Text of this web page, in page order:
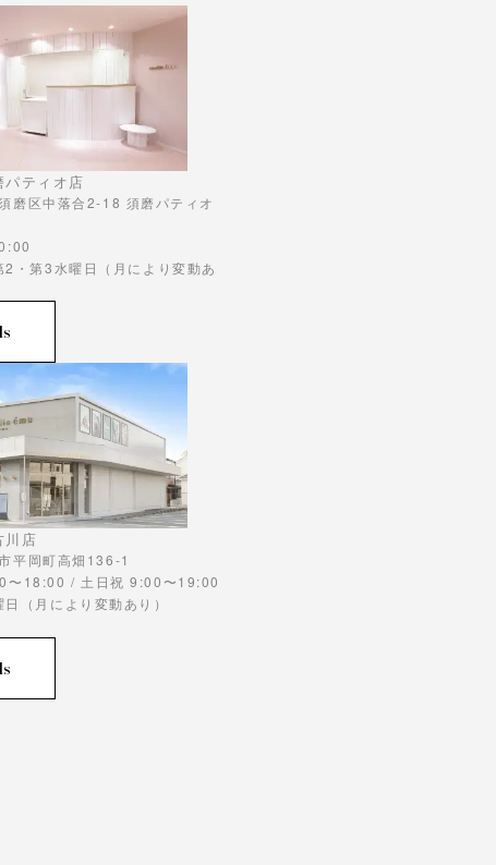
ティオ店
磨区中落合2-18 須磨パティオ
・第3水曜日（月により変動あ
川店
平岡町高畑136-1
〜18:00 / 土日祝 9:00〜19:00
（月により変動あり）